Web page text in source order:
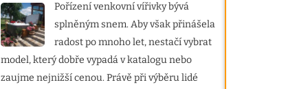
Pořízení venkovní vířivky bývá
splněným snem. Aby však přinášela
radost po mnoho let, nestačí vybrat
model, který dobře vypadá v katalogu nebo
zaujme nejnižší cenou. Právě při výběru lidé